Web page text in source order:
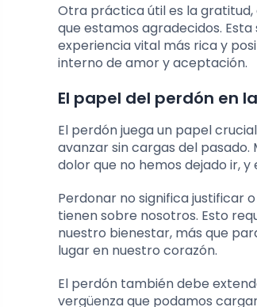
Otra práctica útil es la
que estamos agradecidos.
experiencia vital más rica y
interno de amor y aceptación.
El papel del perdón en
El perdón juega un papel
avanzar sin cargas del pasado.
dolor que no hemos dejado ir,
Perdonar no significa justificar
tienen sobre nosotros. Esto
nuestro bienestar, más que
lugar en nuestro corazón.
El perdón también debe
vergüenza que podamos